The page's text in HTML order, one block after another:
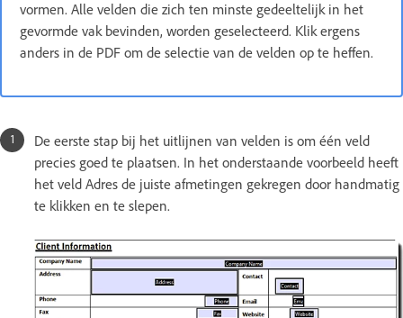
vormen. Alle velden die zich ten minste gedeeltelijk in het
gevormde vak bevinden, worden geselecteerd. Klik ergens
anders in de PDF om de selectie van de velden op te heffen.
De eerste stap bij het uitlijnen van velden is om één veld
precies goed te plaatsen. In het onderstaande voorbeeld heeft
het veld Adres de juiste afmetingen gekregen door handmatig
te klikken en te slepen.